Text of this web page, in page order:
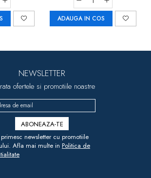
ADAUGA IN COS
NEWSLETTER
ofertele si promotiile noastre
newsletter cu promotiile
Afla mai multe in Politica de